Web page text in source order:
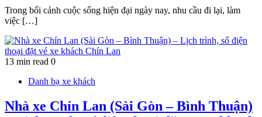
Trong bối cảnh cuộc sống hiện đại ngày nay, nhu cầu đi lại, làm
việc […]
13 min read 0
Danh bạ xe khách
Nhà xe Chín Lan (Sài Gòn – Bình Thuận)